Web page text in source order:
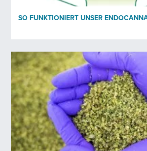
Newsletter erhalten?*
Ja
Nein
Datenschutzrichtlinie*
SO FUNKTIONIERT UNSER